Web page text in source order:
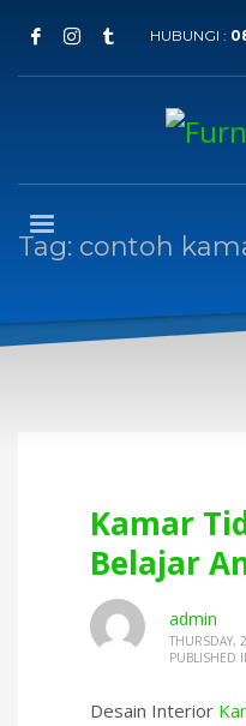
HUBUNGI :
Tag: contoh
Kamar
Belajar
admin
THURSDAY,
PUBLISHED
Desain Interior